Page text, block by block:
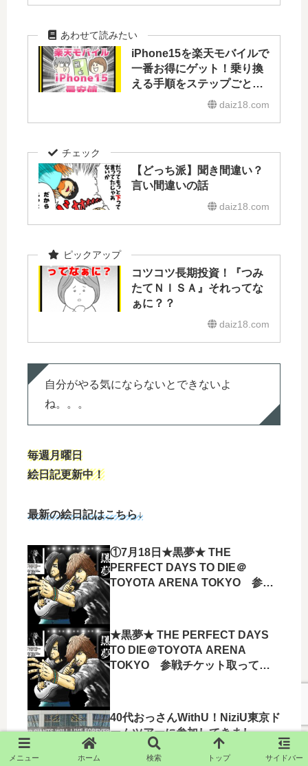
iPhone15を楽天モバイルで
一番お得にゲット！乗り換
える手順をステップごとに
daiz18.com
【どっち派】聞き間違い？
言い間違いの話
daiz18.com
コツコツ長期投資！『つみ
たてＮＩＳＡ』それってな
ぁに？？
daiz18.com
自分がやる気にならないとできないよ
ね。。。
毎週月曜日
絵日記更新中！
最新の絵日記はこちら↓
①7月18日★黒夢★ THE
PERFECT DAYS TO DIE＠
TOYOTA ARENA TOKYO 参戦
★黒夢★ THE PERFECT DAYS
TO DIE＠TOYOTA ARENA
TOKYO 参戦チケット取ってき
40代おっさんWithU！NiziU東京ド
ームツアーに参加してきまし
た！！結果…
メニュー ホーム 検索 トップ サイドバー